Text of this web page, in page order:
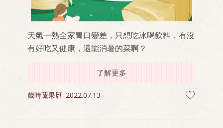
天氣一熱全家胃口變差，只想吃冰喝飲料，有沒
有好吃又健康，還能消暑的菜啊？
了解更多
歲時蔬果曆 2022.07.13